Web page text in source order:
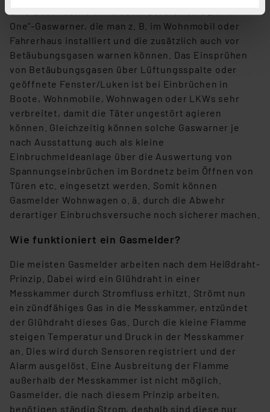
stimmen Sie sowohl dem Speichern und Abrufen von
Informationen auf Ihrem gerät (§25 Abs.1 TTDSG) sowie
der anschließenden Weiterverarbeitung für die
nachfolgend dargestellten bzw. die von Ihnen
ausgewählten Verarbeitungszwecke (Art. 6 Abs.1a DSG-
VO) zu. Eine detaillierte Auflistung der einzelnen
Cookies nach Zweck und Anbieter ist durch Klick auf
den Button „Ablehnen oder Einstellungen“ abrufbar. Sie
können die Verwendung nicht notwendiger Cookies
ablehnen oder ihr ganz oder teilweise zustimmen. Ihre
erteilte Zustimmung können Sie jederzeit unter dem
Link „Cookie Einstellungen“ anpassen oder widerrufen.
Die Rechtmäßigkeit der Speicherung, Abrufung und
Weiterverarbeitung dieser Daten zur Auswertung und
unberührt. Ihre Browser-Einstellungen können dazu
gespeichert werden und dieses Banner erneut
angezeigt wird.
„Einige Drittanbieter verarbeiten personenbezogene
Daten in den USA. Ihre Einwilligung zur Einbindung von
Cookies dieser Drittanbieter umfasst daher ggf. auch
die Verarbeitung Ihrer Daten in den USA gemäß Art. 49
(1) lit. a DSGVO. Nähere Infos zu diesen Drittanbietern
und zu der jeweiligen Datenübermittlung erhalten Sie in
der Datenschutzerklärung. Für die USA besteht kein
One”-Gaswarner, die man z. B. im Wohnmobil oder
Fahrerhaus installiert und die zusätzlich auch vor
Betäubungsgasen warnen können. Das Einsprühen
von Betäubungsgasen über Lüftungsspalte oder
geöffnete Fenster/Luken ist bei Einbrüchen in
Boote, Wohnmobile, Wohnwagen oder LKWs sehr
verbreitet, damit die Täter ungestört agieren
können. Gleichzeitig können solche Gaswarner je
nach Ausstattung auch als kleine
Einbruchmeldeanlage über die Auswertung von
Spannungseinbrüchen im Bordnetz beim Öffnen von
Türen etc. eingesetzt werden. Somit können
Gasmelder Wohnwagen o. ä. durch die Abwehr
derartiger Einbruchsversuche noch sicherer machen.
Wie funktioniert ein Gasmelder?
Die meisten Gasmelder arbeiten nach dem Heißdraht-
Prinzip. Dabei wird ein Glühdraht in einer
Messkammer durch Stromfluss erhitzt. Strömt nun
ein zündfähiges Gas in die Messkammer, entzündet
der Glühdraht dieses Gas. Durch die kleine Flamme
steigen Temperatur und Druck in der Messkammer
an. Dies wird durch Sensoren registriert und der
Alarm ausgelöst. Eine Ausbreitung der Flamme
außerhalb der Messkammer ist nicht möglich.
Gasmelder, die nach diesem Prinzip arbeiten,
benötigen ständig Strom, deshalb sind diese nur